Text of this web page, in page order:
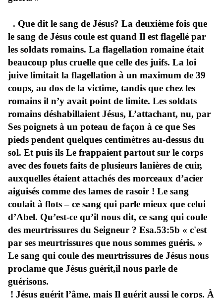
. Que dit le sang de Jésus? La deuxième fois que
le sang de Jésus coule est quand Il est flagellé par
les soldats romains. La flagellation romaine était
beaucoup plus cruelle que celle des juifs. La loi
juive limitait la flagellation à un maximum de 39
coups, au dos de la victime, tandis que chez les
romains il n’y avait point de limite. Les soldats
romains déshabillaient Jésus, L’attachant, nu, par
Ses poignets à un poteau de façon à ce que Ses
pieds pendent quelques centimètres au-dessus du
sol. Et puis ils Le frappaient partout sur le corps
avec des fouets faits de plusieurs lanières de cuir,
auxquelles étaient attachés des morceaux d’acier
aiguisés comme des lames de rasoir ! Le sang
coulait à flots – ce sang qui parle mieux que celui
d’Abel. Qu’est-ce qu’il nous dit, ce sang qui coule
des meurtrissures du Seigneur ? Esa.53:5b « c'est
par ses meurtrissures que nous sommes guéris. »
Le sang qui coule des meurtrissures de Jésus nous
proclame que Jésus guérit,il nous parle de
guérisons.
! Jésus guérit l’âme, mais Il guérit aussi le corps. À